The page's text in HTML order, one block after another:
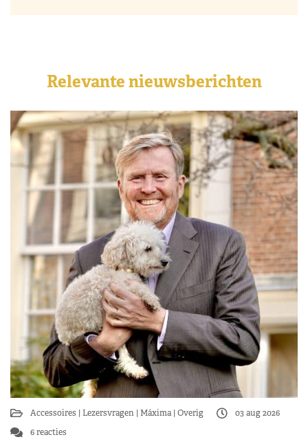
Relevante nieuwsberichten
Accessoires Lezersvragen Máxima Overig
03 aug 2026
6 reacties